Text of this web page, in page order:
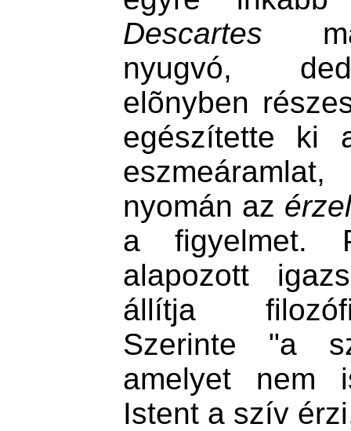
Descartes
nyugvó,
elõnyben
egészítette ki
nyomán az
a figyelmet.
alapozott
állítja
Szerinte "a
amelyet nem
Istent a szív